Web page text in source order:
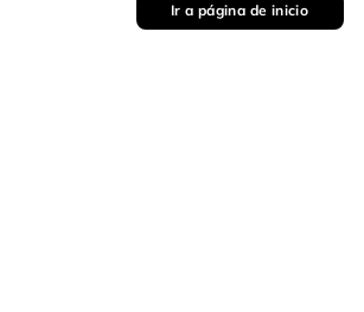
Ir a página de inicio